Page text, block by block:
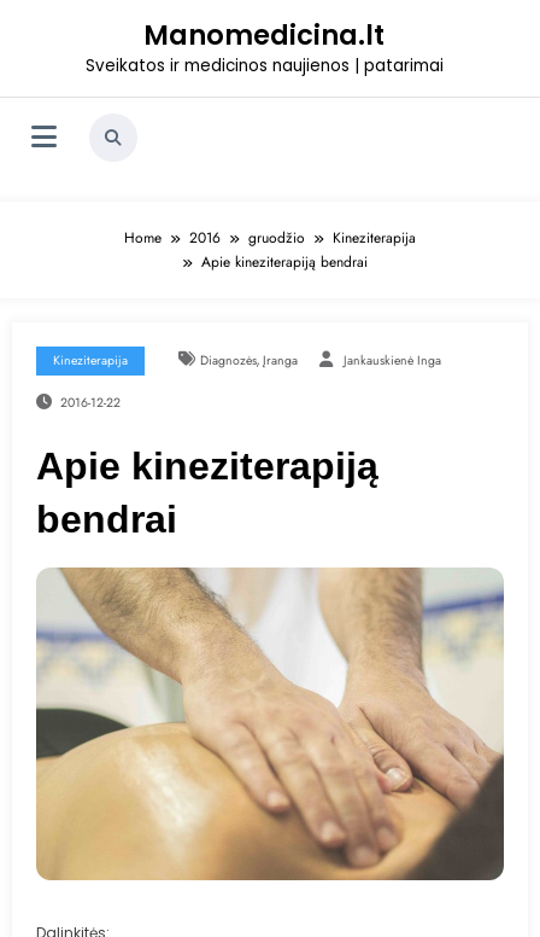
Manomedicina.lt
Sveikatos ir medicinos naujienos | patarimai
Home 2016 gruodžio
Kineziterapija
Apie kineziterapiją bendrai
Kineziterapija Diagnozės, Įranga Jankauskienė Inga
2016-12-22
Apie kineziterapiją
bendrai
Dalinkitės: